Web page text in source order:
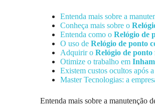
Entenda mais sobre a
Conheça mais sobre o
Entenda como o Relógio de
O uso de Relógio de ponto
Adquirir o Relógio de ponto
Otimize o trabalho em
Existem custos ocultos após
Master Tecnologias: a
Entenda mais sobre a manutenção